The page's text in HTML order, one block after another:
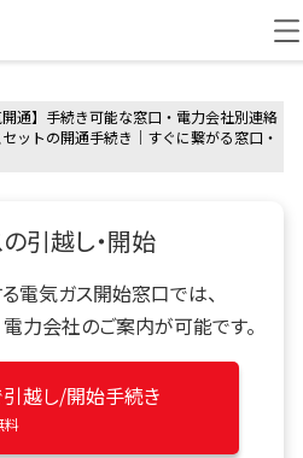
開通】手続き可能な窓口・電力会社別連絡
セットの開通手続き｜すぐに繋がる窓口・
引越し・開始
電気ガス開始窓口では、
電力会社のご案内が可能です。
越し/開始手続き
料